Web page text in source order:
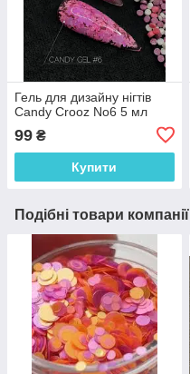
Гель для дизайну нігтів
Candy Crooz No6 5 мл
99 ₴
Купити
Подібні товари компанії